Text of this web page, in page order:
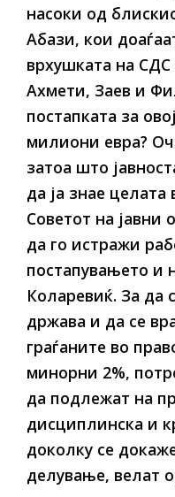
насоки од
Абази, кои
врхушката на
Ахмети, Заев и
постапката за
милиони евра?
затоа што
да ја знае
Советот на јавни
да го истражи
постапувањето и
Коларевиќ. За да
држава и да се
граѓаните во
минорни 2%,
да подлежат на
дисциплинска и
доколку се
делување, велат